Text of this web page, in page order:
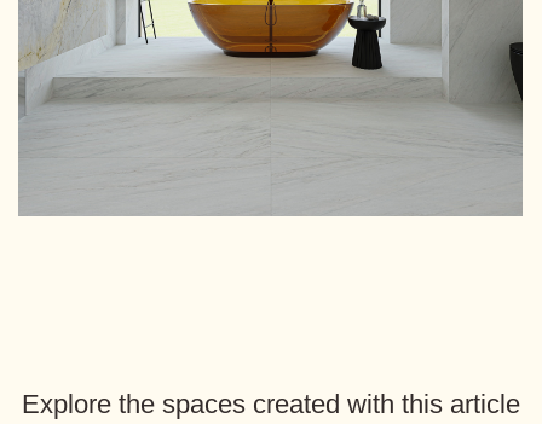
Explore the spaces created with this article